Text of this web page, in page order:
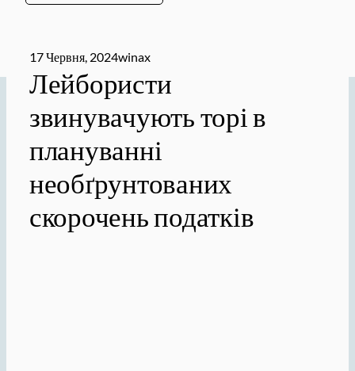
17 Червня, 2024winax
Лейбористи
звинувачують торі в
плануванні
необґрунтованих
скорочень податків